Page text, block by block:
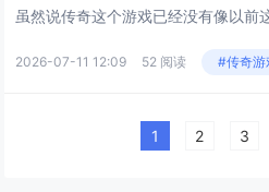
2026-07-11 12:09 52 阅读 #传奇游
1 2 3